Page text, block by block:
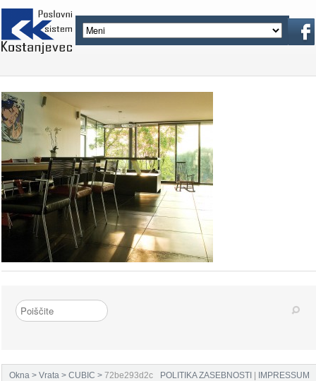
POLITIKA ZASEBNOSTI | IMPRESSUM
Okna > Vrata > CUBIC > 72be293d2c